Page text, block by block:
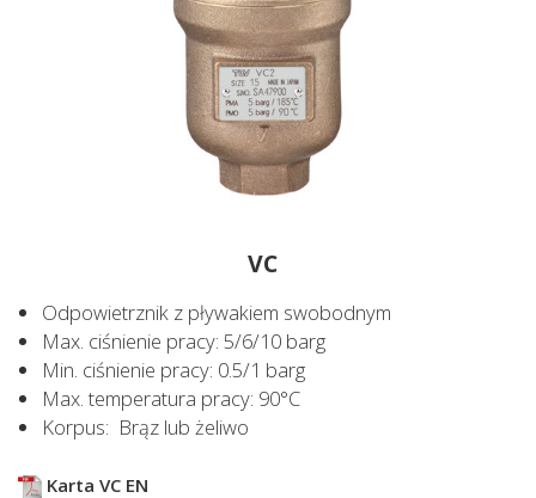
VC
Odpowietrznik z pływakiem swobodnym
Max. ciśnienie pracy: 5/6/10 barg
Min. ciśnienie pracy: 0.5/1 barg
Max. temperatura pracy: 90°C
Korpus: Brąz lub żeliwo
Karta VC EN